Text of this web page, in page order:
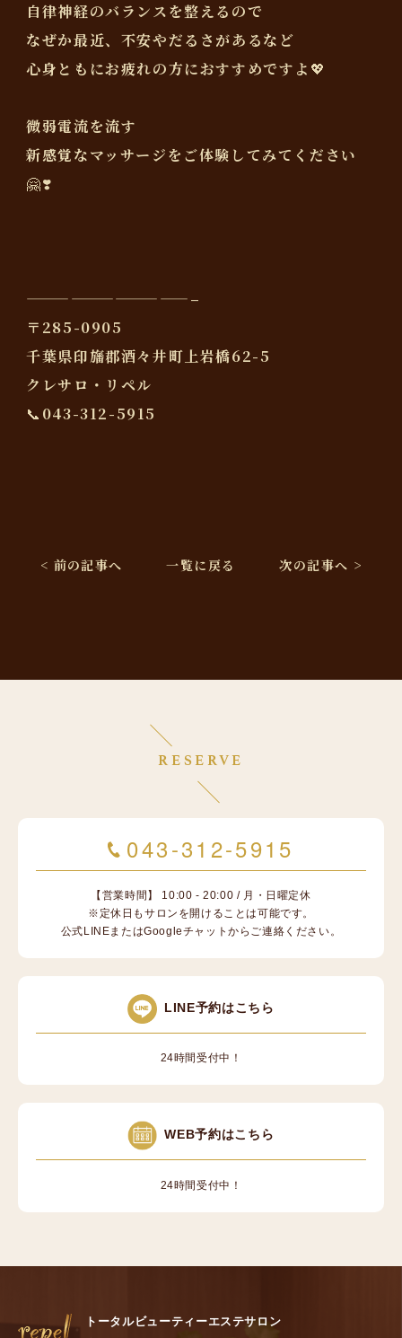
自律神経のバランスを整えるので
なぜか最近、不安やだるさがあるなど
心身ともにお疲れの方におすすめですよ💖
微弱電流を流す
新感覚なマッサージをご体験してみてください
🤗❣️
———————————–
〒285-0905
千葉県印旛郡酒々井町上岩橋62-5
クレサロ・リペル
📞043-312-5915
< 前の記事へ 一覧に戻る 次の記事へ >
RESERVE
043-312-5915
【営業時間】 10:00 - 20:00 / 月・日曜定休
※定休日もサロンを開けることは可能です。
公式LINEまたはGoogleチャットからご連絡ください。
LINE予約はこちら
24時間受付中！
WEB予約はこちら
24時間受付中！
トータルビューティーエステサロン